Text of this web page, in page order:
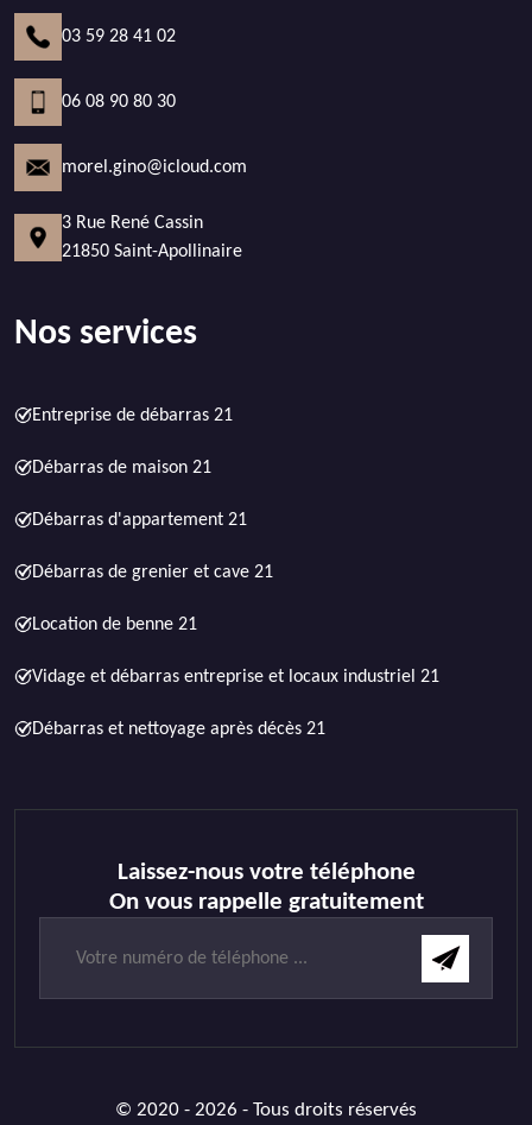
03 59 28 41 02
06 08 90 80 30
morel.gino@icloud.com
3 Rue René Cassin
21850 Saint-Apollinaire
Nos services
Entreprise de débarras 21
Débarras de maison 21
Débarras d'appartement 21
Débarras de grenier et cave 21
Location de benne 21
Vidage et débarras entreprise et locaux industriel 21
Débarras et nettoyage après décès 21
Laissez-nous votre téléphone
On vous rappelle gratuitement
© 2020 - 2026 - Tous droits réservés